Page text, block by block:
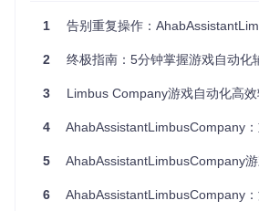
镜像地牢自动探索，智能选择最优路
战斗自动操作，根据敌人特性调整技
紧急事件快速响应，自动选择最优选
3. 资源场景高效管理 💰
智能管理游戏内各类资源，实现收益最
道具智能使用，根据当前需求合理分
1 告别重复操作：AhabAssistantLimbusCompany让
2 终极指南：5分钟掌握游戏自动化辅助
3 Limbus Company游戏自动化高效辅助：3
4 AhabAssistantLimbusCompany：重新定义
5 AhabAssistantLimbusCompany游戏自动化完整指
6 AhabAssistantLimbusCompany：游戏自动化